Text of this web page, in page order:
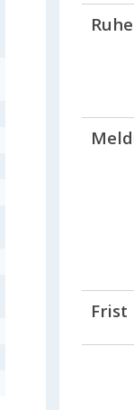
Frist